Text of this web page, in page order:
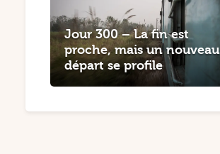
Jour 300 – La fin est
proche, mais un nouveau
départ se profile